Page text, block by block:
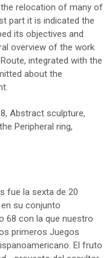
relocation of many of
part it is indicated the
its objectives and
overview of the work
integrated with the
about the
Abstract sculpture,
Peripheral ring,
fue la sexta de 20
su conjunto
68 con la que nuestro
primeros Juegos
El fruto